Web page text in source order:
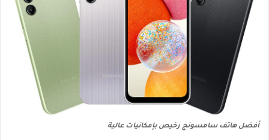
أفضل هاتف سامسونج رخيص بإمكانيات عالية